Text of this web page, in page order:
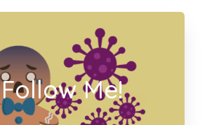
Follow Me!